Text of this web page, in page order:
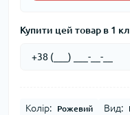
Купити цей товар в 1
Колір: Рожевий Вид: